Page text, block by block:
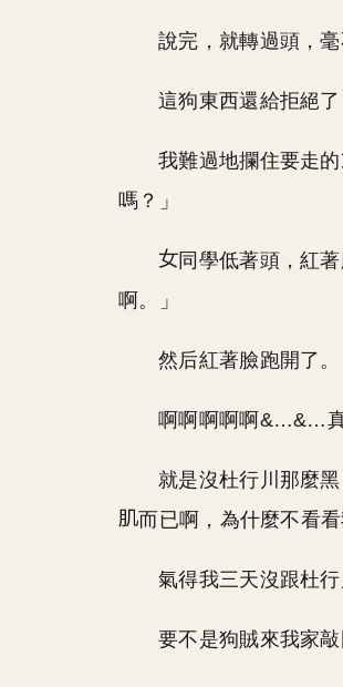
說完，就轉過頭，
這狗東西還給拒絕了
我難過地攔住要走的
嗎？」
同學低著頭，紅
啊。」
然后紅著臉跑開了。
啊啊啊啊啊&…&…真
就是沒杜行川那麼
而已啊，為什麼不看看
氣得我三天沒跟杜行
要不是狗賊來我家